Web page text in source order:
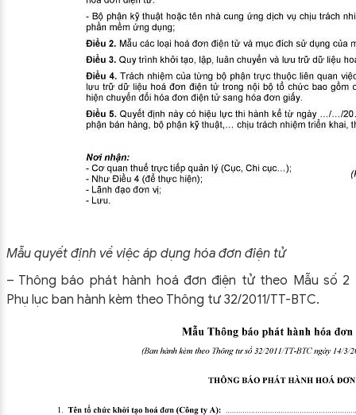
Mẫu quyết định về việc áp dụng hóa đơn điện tử
– Thông báo phát hành hoá đơn điện tử theo Mẫu số 2
Phụ lục ban hành kèm theo Thông tư 32/2011/TT-BTC.